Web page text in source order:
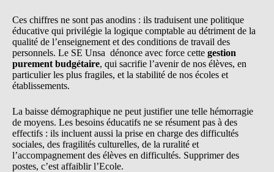
Ces chiffres ne sont pas anodins : ils traduisent une politique
éducative qui privilégie la logique comptable au détriment de la
qualité de l’enseignement et des conditions de travail des
personnels. Le SE Unsa dénonce avec force cette gestion
purement budgétaire, qui sacrifie l’avenir de nos élèves, en
particulier les plus fragiles, et la stabilité de nos écoles et
établissements.
La baisse démographique ne peut justifier une telle hémorragie
de moyens. Les besoins éducatifs ne se résument pas à des
effectifs : ils incluent aussi la prise en charge des difficultés
sociales, des fragilités culturelles, de la ruralité et
l’accompagnement des élèves en difficultés. Supprimer des
postes, c’est affaiblir l’Ecole.